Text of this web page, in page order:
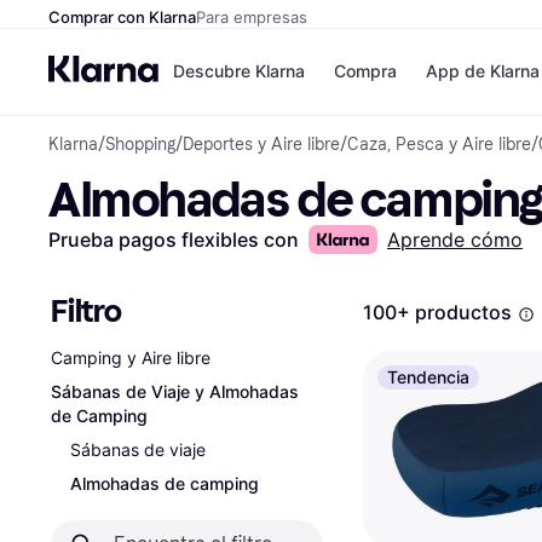
Comprar con KlarnaPara empresas
Descubre Klarna
Formas de
Formas de pago
Paga ahora
Paga en 3 plazos
Paga en 30 días
Klarna en Apple
Compra
Tiendas
MediaMarkt
Shein
Zalando Prive
Zara
Directorio de
App de Klarna
Klarna/Shopping/Deportes y Aire libre/Caza, Pesca y Aire libre/
Almohadas de camping
Prueba pagos flexibles con Aprende cómo
Filtro
Camping y Aire libre
Sábanas de Viaje y Almohadas
de Camping
Sábanas de viaje
Almohadas de camping
100+ productos
Tendencia